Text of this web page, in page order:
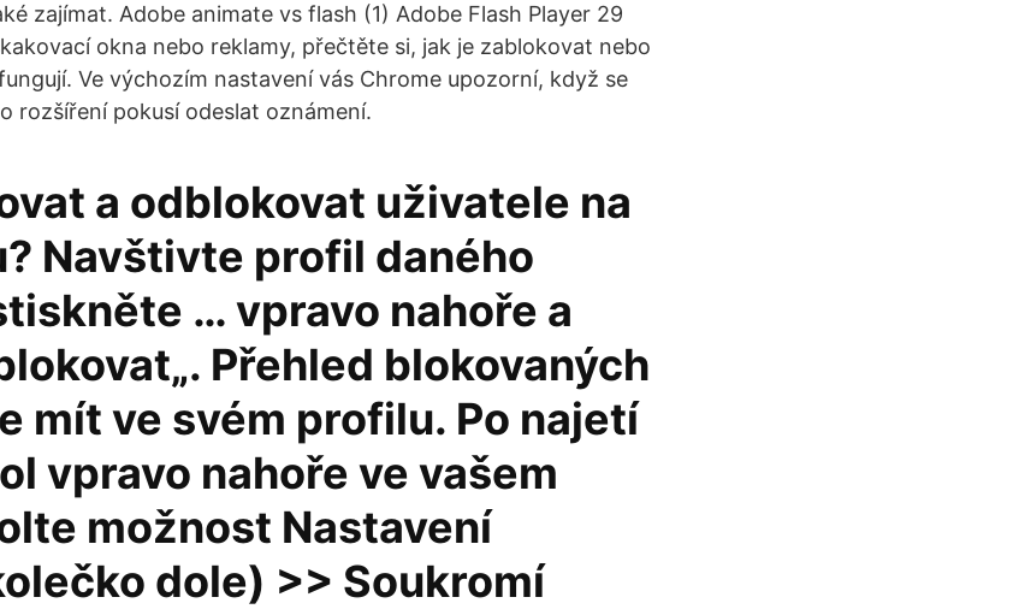
zajímat. Adobe animate vs flash (1) Adobe Flash Player 29
okna nebo reklamy, přečtěte si, jak je zablokovat nebo
Ve výchozím nastavení vás Chrome upozorní, když se
rozšíření pokusí odeslat oznámení.
a odblokovat uživatele na
Navštivte profil daného
… vpravo nahoře a
Přehled blokovaných
mít ve svém profilu. Po najetí
vpravo nahoře ve vašem
možnost Nastavení
dole) >> Soukromí